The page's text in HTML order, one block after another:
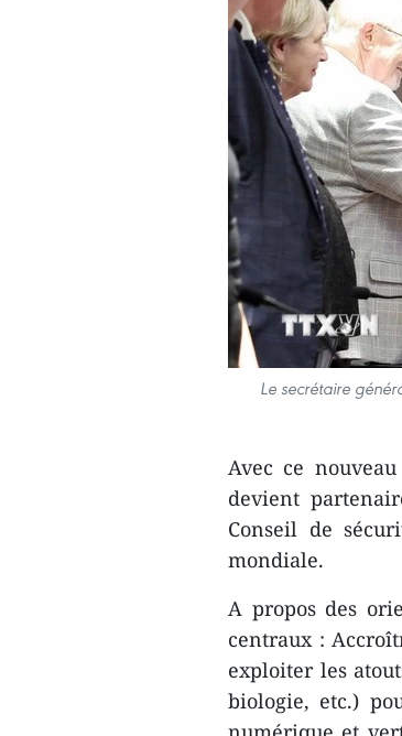
Le secrétaire
Avec ce
devient
Conseil de
mondiale.
A propos des
centraux :
exploiter les
biologie, etc.)